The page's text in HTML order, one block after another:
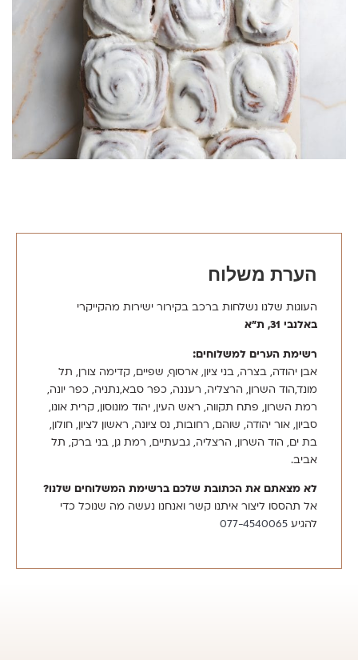
מארז סינמון-רול משפחתי
₪220
₪176
הוספה לסל
הערת משלוח
העוגות שלנו נשלחות ברכב בקירור ישירות מהקייקרי
באלנבי 31, ת”א
רשימת הערים למשלוחים:
אבן יהודה, בצרה, בני ציון, ארסוף, שפיים, קדימה צורן, תל
מונד,הוד השרון, הרצליה, רעננה, כפר סבא,נתניה, כפר יונה,
רמת השרון, פתח תקווה, ראש העין, יהוד מונוסון, קרית אונו,
סביון, אור יהודה, שוהם, רחובות, נס ציונה, ראשון לציון, חולון,
בת ים, הוד השרון, הרצליה, גבעתיים, רמת גן, בני ברק, תל
אביב.
לא מצאתם את הכתובת שלכם ברשימת המשלוחים שלנו?
אל תהססו ליצור איתנו קשר ואנחנו נעשה מה שנוכל כדי
להגיע ‭077-4540065‬